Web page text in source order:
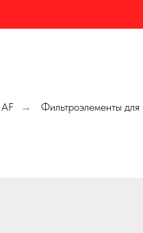
→ Фильтроэлементы для